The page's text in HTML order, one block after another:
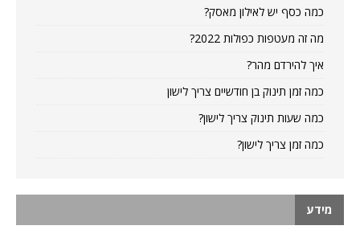
כמה כסף יש לאילון מאסק?
מה זה מעטפות כפולות 2022?
איך להירדם מהר?
כמה זמן תינוק בן חודשיים צריך לישון
כמה שעות תינוק צריך לישון?
כמה זמן צריך לישון?
מידע